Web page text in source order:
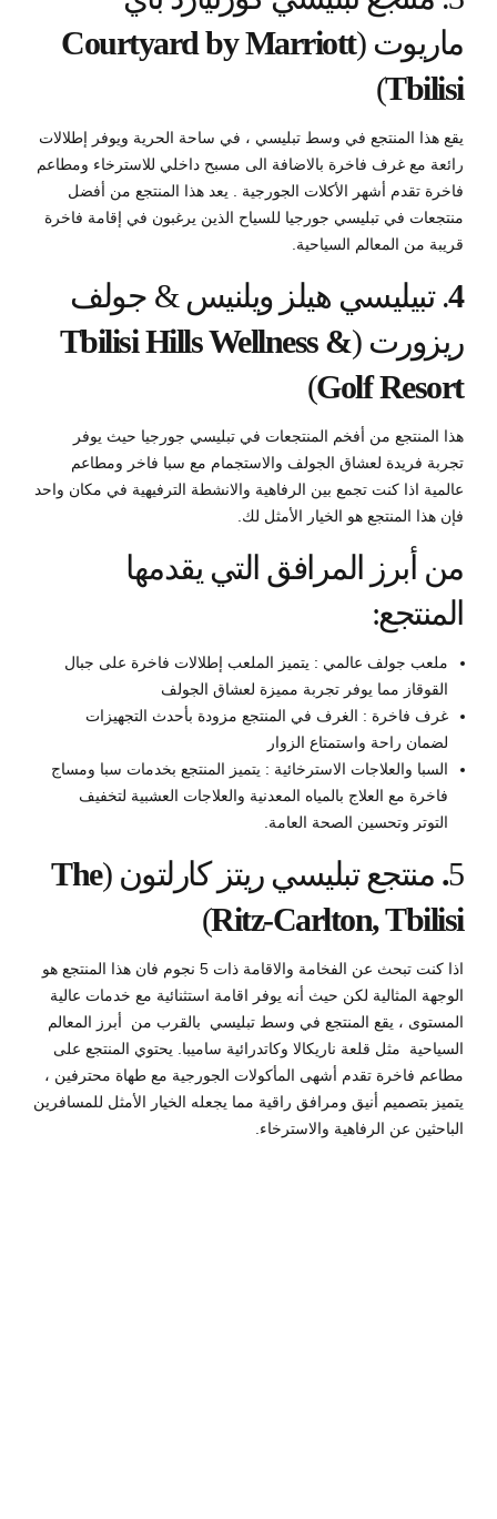
ماريوت (Courtyard by Marriott
Tbilisi
)
يقع هذا المنتجع في وسط تبليسي ، في ساحة الحرية ويوفر إطلالات
رائعة مع غرف فاخرة بالاضافة الى مسبح داخلي للاسترخاء ومطاعم
فاخرة تقدم أشهر الأكلات الجورجية . يعد هذا المنتجع من أفضل
منتجعات في تبليسي جورجيا للسياح الذين يرغبون في إقامة فاخرة
قريبة من المعالم السياحية.
4. تبيليسي هيلز ويلنيس & جولف
ريزورت (Tbilisi Hills Wellness &
Golf Resort
)
هذا المنتجع من أفخم المنتجعات في تبليسي جورجيا حيث يوفر
تجربة فريدة لعشاق الجولف والاستجمام مع سبا فاخر ومطاعم
عالمية اذا كنت تجمع بين الرفاهية والانشطة الترفيهية في مكان واحد
فإن هذا المنتجع هو الخيار الأمثل لك.
من أبرز المرافق التي يقدمها
المنتجع:
ملعب جولف عالمي : يتميز الملعب إطلالات فاخرة على جبال
القوقاز مما يوفر تجربة مميزة لعشاق الجولف
غرف فاخرة : الغرف في المنتجع مزودة بأحدث التجهيزات
لضمان راحة واستمتاع الزوار
السبا والعلاجات الاسترخائية : يتميز المنتجع بخدمات سبا ومساج
فاخرة مع العلاج بالمياه المعدنية والعلاجات العشبية لتخفيف
التوتر وتحسين الصحة العامة.
5
. منتجع تبليسي ريتز كارلتون (The
Ritz-Carlton, Tbilisi
)
اذا كنت تبحث عن الفخامة والاقامة ذات 5 نجوم فان هذا المنتجع هو
الوجهة المثالية لكن حيث أنه يوفر اقامة استثنائية مع خدمات عالية
المستوى ، يقع المنتجع في وسط تبليسي بالقرب من أبرز المعالم
السياحية مثل قلعة ناريكالا وكاتدرائية ساميبا. يحتوي المنتجع على
مطاعم فاخرة تقدم أشهى المأكولات الجورجية مع طهاة محترفين ،
يتميز بتصميم أنيق ومرافق راقية مما يجعله الخيار الأمثل للمسافرين
الباحثين عن الرفاهية والاسترخاء.